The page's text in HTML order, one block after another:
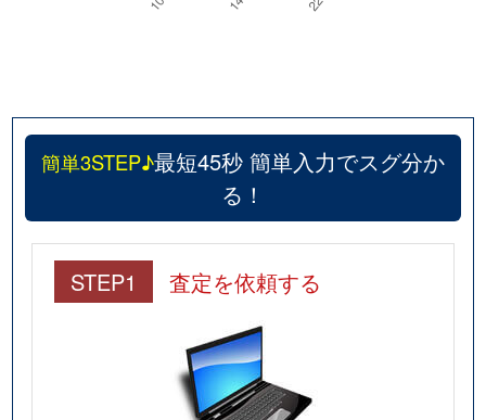
簡単3STEP♪最短45秒 簡単入力でスグ分か
る！
STEP1 査定を依頼する